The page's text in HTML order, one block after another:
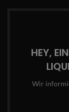
HEY,
Wir